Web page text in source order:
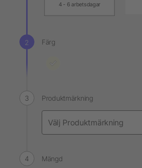
4 - 6 arbetsdagar
Färg
Produktmärkning
Mängd